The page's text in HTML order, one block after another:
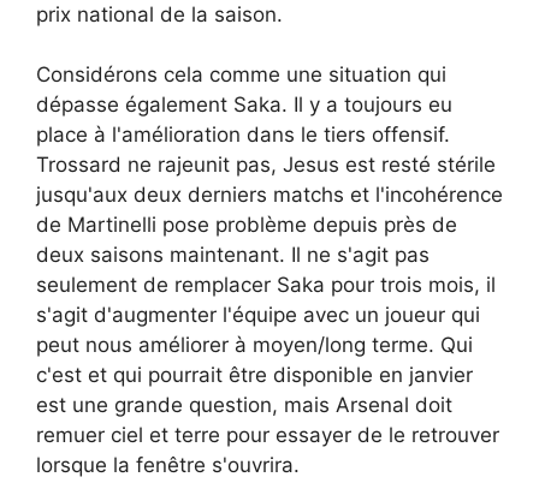
prix national de la saison.
Considérons cela comme une situation qui
dépasse également Saka. Il y a toujours eu
place à l'amélioration dans le tiers offensif.
Trossard ne rajeunit pas, Jesus est resté stérile
jusqu'aux deux derniers matchs et l'incohérence
de Martinelli pose problème depuis près de
deux saisons maintenant. Il ne s'agit pas
seulement de remplacer Saka pour trois mois, il
s'agit d'augmenter l'équipe avec un joueur qui
peut nous améliorer à moyen/long terme. Qui
c'est et qui pourrait être disponible en janvier
est une grande question, mais Arsenal doit
remuer ciel et terre pour essayer de le retrouver
lorsque la fenêtre s'ouvrira.